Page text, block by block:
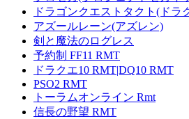
ドラゴンクエストタクト(ドラ
アズールレーン(アズレン)
剣と魔法のログレス
予約制 FF11 RMT
ドラクエ10 RMT|DQ10 RMT
PSO2 RMT
トーラムオンライン Rmt
信長の野望 RMT